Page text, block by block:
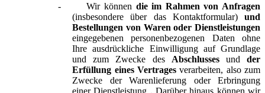
-
Wir können die im Rahmen von Anfragen
(insbesondere über das Kontaktformular) und
Bestellungen von Waren oder Dienstleistungen
eingegebenen personenbezogenen Daten ohne
Ihre ausdrückliche Einwilligung auf Grundlage
und zum Zwecke des Abschlussesundder
Erfüllung eines Vertragesverarbeiten, also zum
Zwecke der Warenlieferung oder Erbringung
einer Dienstleistung . Darüber hinaus können wir